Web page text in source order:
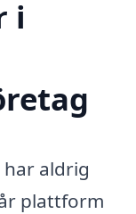
i
aldrig
plattform